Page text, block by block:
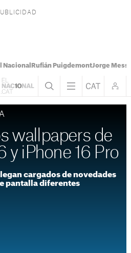
Nacional Rufián PuigdemontJorge Messi
wallpapers de
y iPhone 16 Pro
cargados de novedades
pantalla diferentes